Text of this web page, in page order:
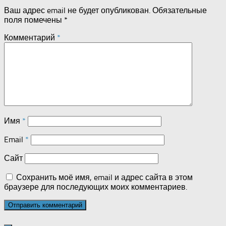
Ваш адрес email не будет опубликован. Обязательные
поля помечены *
Комментарий *
Имя *
Email *
Сайт
Сохранить моё имя, email и адрес сайта в этом
браузере для последующих моих комментариев.